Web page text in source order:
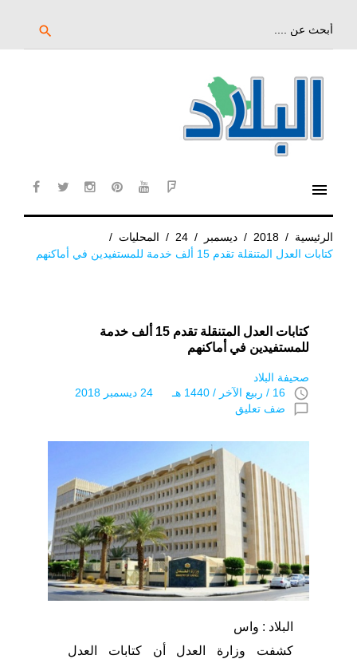
search
menu
الرئيسية /
2018
/ ديسمبر /
24
/ المحليات /
كتابات العدل المتنقلة تقدم 15 ألف خدمة للمستفيدين في أماكنهم
كتابات العدل المتنقلة تقدم 15 ألف خدمة
للمستفيدين في أماكنهم
صحيفة البلاد
access_time 16 / ربيع الآخر / 1440 هـ 24 ديسمبر 2018
chat_bubble_outline ضف تعليق
البلاد : واس
كشفت وزارة العدل أن كتابات العدل